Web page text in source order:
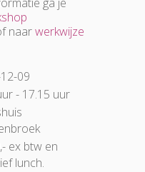
ga je
naarwerkwijze
09
- 17.15 uur
ex btw en
lunch.